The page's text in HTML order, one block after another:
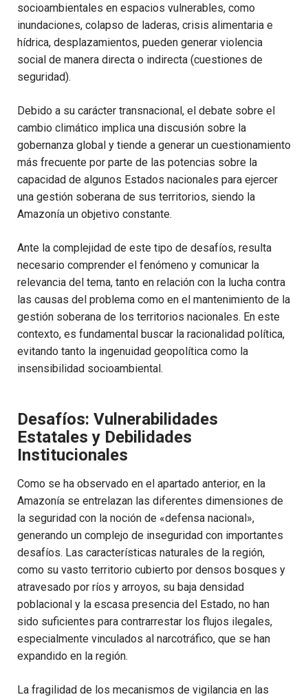
socioambientales en espacios vulnerables, como
inundaciones, colapso de laderas, crisis alimentaria e
hídrica, desplazamientos, pueden generar violencia
social de manera directa o indirecta (cuestiones de
seguridad).
Debido a su carácter transnacional, el debate sobre el
cambio climático implica una discusión sobre la
gobernanza global y tiende a generar un cuestionamiento
más frecuente por parte de las potencias sobre la
capacidad de algunos Estados nacionales para ejercer
una gestión soberana de sus territorios, siendo la
Amazonía un objetivo constante.
Ante la complejidad de este tipo de desafíos, resulta
necesario comprender el fenómeno y comunicar la
relevancia del tema, tanto en relación con la lucha contra
las causas del problema como en el mantenimiento de la
gestión soberana de los territorios nacionales. En este
contexto, es fundamental buscar la racionalidad política,
evitando tanto la ingenuidad geopolítica como la
insensibilidad socioambiental.
Desafíos: Vulnerabilidades
Estatales y Debilidades
Institucionales
Como se ha observado en el apartado anterior, en la
Amazonía se entrelazan las diferentes dimensiones de
la seguridad con la noción de «defensa nacional»,
generando un complejo de inseguridad con importantes
desafíos. Las características naturales de la región,
como su vasto territorio cubierto por densos bosques y
atravesado por ríos y arroyos, su baja densidad
poblacional y la escasa presencia del Estado, no han
sido suficientes para contrarrestar los flujos ilegales,
especialmente vinculados al narcotráfico, que se han
expandido en la región.
La fragilidad de los mecanismos de vigilancia en las